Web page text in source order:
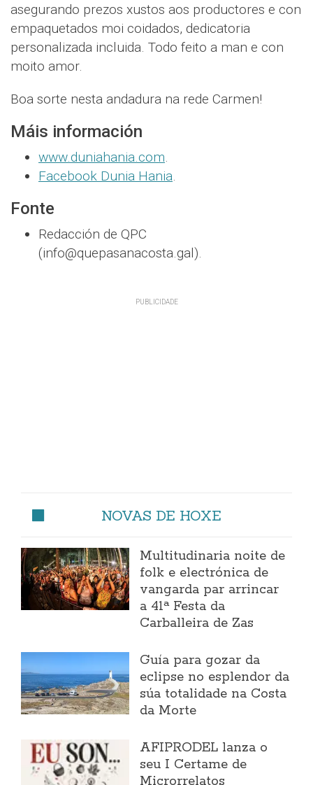
asegurando prezos xustos aos productores e con
empaquetados moi coidados, dedicatoria
personalizada incluida. Todo feito a man e con
moito amor.
Boa sorte nesta andadura na rede Carmen!
Máis información
www.duniahania.com.
Facebook Dunia Hania.
Fonte
Redacción de QPC
(info@quepasanacosta.gal).
NOVAS DE HOXE
Multitudinaria noite de
folk e electrónica de
vangarda par arrincar
a 41ª Festa da
Carballeira de Zas
Guía para gozar da
eclipse no esplendor da
súa totalidade na Costa
da Morte
AFIPRODEL lanza o
seu I Certame de
Microrrelatos